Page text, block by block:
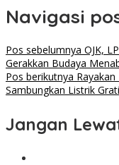
Navigasi
Pos sebelumnya OJK,
Gerakkan Budaya
Pos berikutnya
Sambungkan Listrik
Jangan